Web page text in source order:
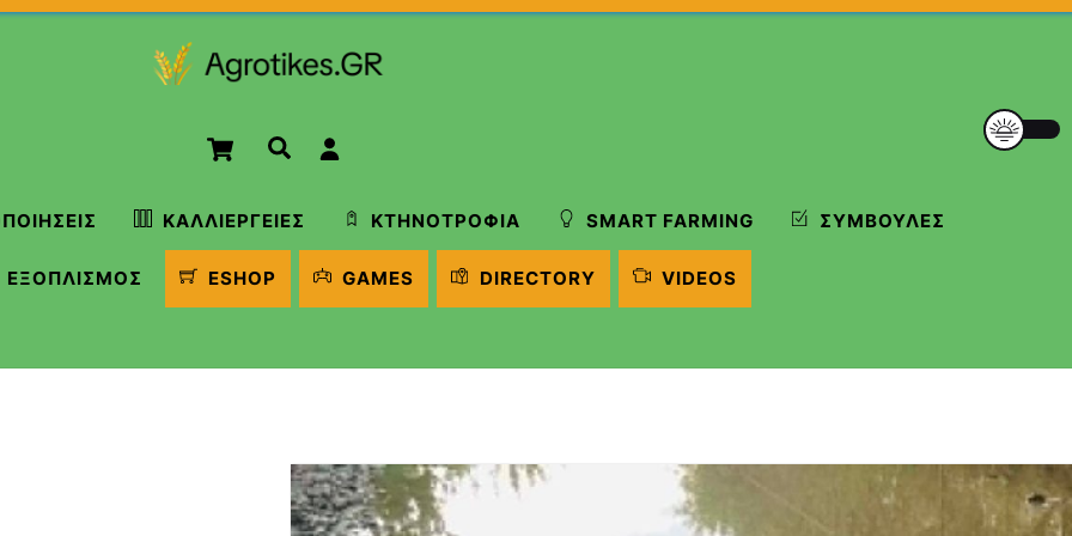
Cart Αναζήτηση
ΚΑΛΛΙΈΡΓΕΙΕΣ ΚΤΗΝΟΤΡΟΦΊΑ SMART FARMING ΣΥΜΒΟΥΛΈΣ
ΕΞΟΠΛΙΣΜΌΣ ESHOP GAMES DIRECTORY VIDEOS